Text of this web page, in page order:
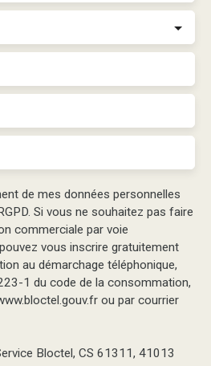
de mes données personnelles
Si vous ne souhaitez pas faire
commerciale par voie
vous inscrire gratuitement
au démarchage téléphonique,
1 du code de la consommation,
ou par courrier
Bloctel, CS 61311, 41013